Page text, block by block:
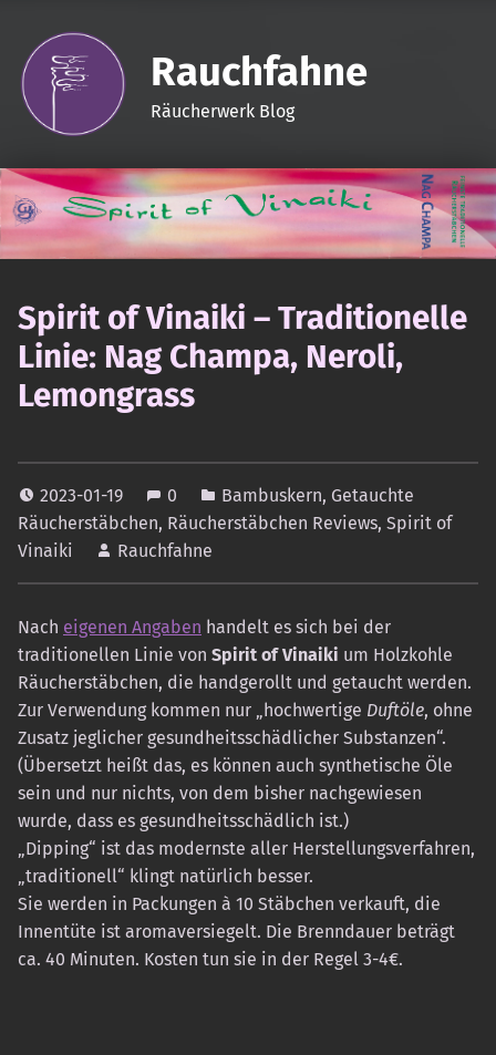
Rauchfahne
Räucherwerk Blog
Spirit of Vinaiki – Traditionelle
Linie: Nag Champa, Neroli,
Lemongrass
2023-01-19 0 Bambuskern, Getauchte
Räucherstäbchen, Räucherstäbchen Reviews, Spirit of
Vinaiki
Rauchfahne
Nach eigenen Angaben handelt es sich bei der
traditionellen Linie von Spirit of Vinaiki um Holzkohle
Räucherstäbchen, die handgerollt und getaucht werden.
Zur Verwendung kommen nur „hochwertige Duftöle, ohne
Zusatz jeglicher gesundheitsschädlicher Substanzen“.
(Übersetzt heißt das, es können auch synthetische Öle
sein und nur nichts, von dem bisher nachgewiesen
wurde, dass es gesundheitsschädlich ist.)
„Dipping“ ist das modernste aller Herstellungsverfahren,
„traditionell“ klingt natürlich besser.
Sie werden in Packungen à 10 Stäbchen verkauft, die
Innentüte ist aromaversiegelt. Die Brenndauer beträgt
ca. 40 Minuten. Kosten tun sie in der Regel 3-4€.